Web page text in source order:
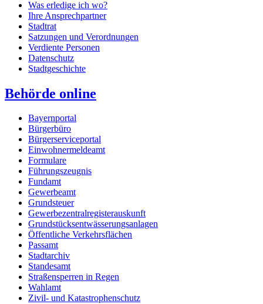
Was erledige ich wo?
Ihre Ansprechpartner
Stadtrat
Satzungen und Verordnungen
Verdiente Personen
Datenschutz
Stadtgeschichte
Behörde online
Bayernportal
Bürgerbüro
Bürgerserviceportal
Einwohnermeldeamt
Formulare
Führungszeugnis
Fundamt
Gewerbeamt
Grundsteuer
Gewerbezentralregisterauskunft
Grundstücksentwässerungsanlagen
Öffentliche Verkehrsflächen
Passamt
Stadtarchiv
Standesamt
Straßensperren in Regen
Wahlamt
Zivil- und Katastrophenschutz